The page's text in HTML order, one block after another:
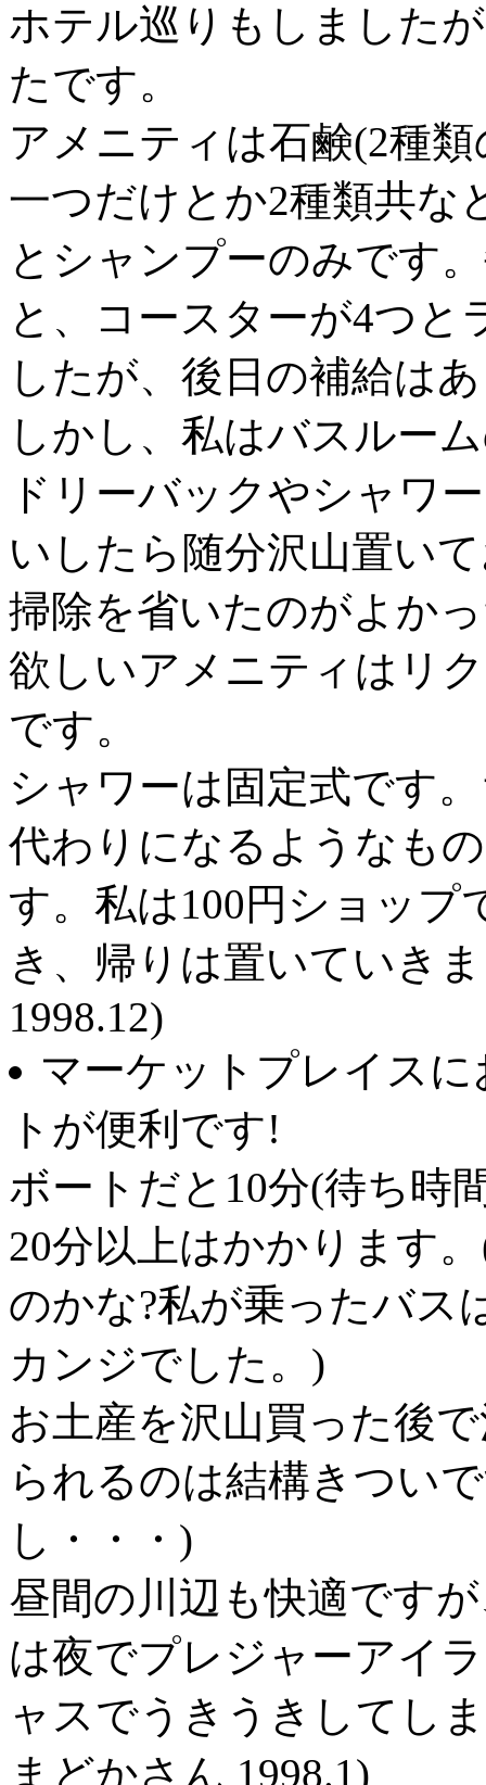
ホテル巡りもしました
たです。
アメニティは石鹸(2種
一つだけとか2種類共な
とシャンプーのみです
と、コースターが4つと
したが、後日の補給は
しかし、私はバスルー
ドリーバックやシャワ
いしたら随分沢山置い
掃除を省いたのがよか
欲しいアメニティはリ
です。
シャワーは固定式です
代わりになるようなも
す。私は100円ショップ
き、帰りは置いていき
1998.12)
マーケットプレイス
トが便利です!
ボートだと10分(待ち時
20分以上はかかります
のかな?私が乗ったバス
カンジでした。)
お土産を沢山買った後
られるのは結構きつい
し・・・)
昼間の川辺も快適です
は夜でプレジャーアイ
ャスでうきうきしてし
まどかさん 1998.1)